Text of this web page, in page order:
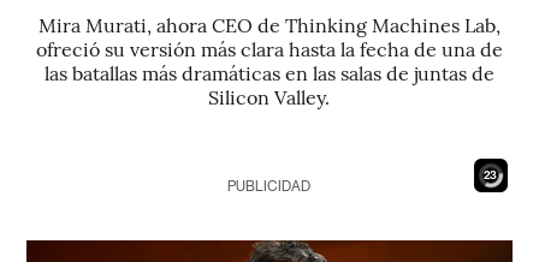
Mira Murati, ahora CEO de Thinking Machines Lab,
ofreció su versión más clara hasta la fecha de una de
las batallas más dramáticas en las salas de juntas de
Silicon Valley.
21
PUBLICIDAD